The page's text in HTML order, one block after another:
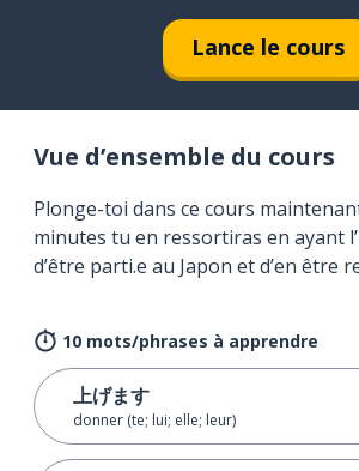
Lance le cours
Vue d’ensemble du cours
Plonge-toi dans ce cours
minutes tu en ressortiras en ayant
d’être parti.e au Japon et d’en être
10 mots/phrases à apprendre
上げます
donner (te; lui; elle; leur)